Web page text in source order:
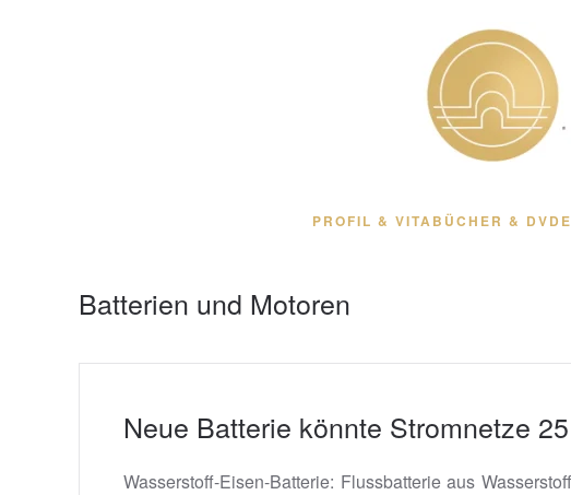
PROFIL & VITA BÜCHER & DVD
Batterien und Motoren
Neue Batterie könnte Stromnetze
Wasserstoff-Eisen-Batterie: Flussbatterie aus